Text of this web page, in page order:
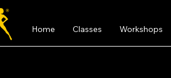
Home Classes Workshops